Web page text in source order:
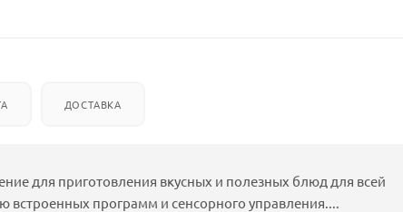
ДОСТАВКА
для приготовления вкусных и полезных блюд для всей
встроенных программ и сенсорного управления....